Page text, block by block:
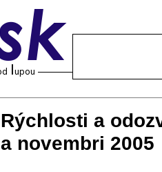
Rýchlosti a
a novembri 2005